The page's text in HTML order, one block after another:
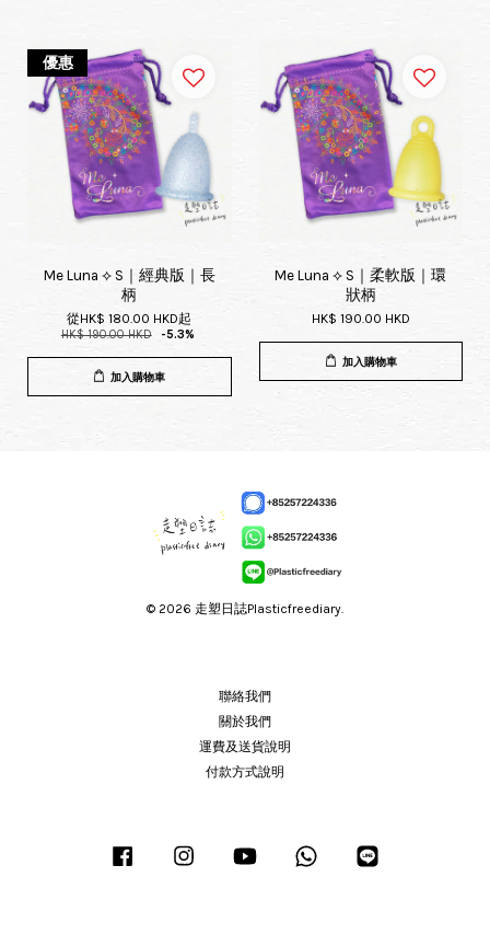
優惠
Me Luna ⟡ S｜經典版｜長
柄
從HK$ 180.00 HKD起
HK$ 190.00 HKD -5.3%
加入購物車
Me Luna ⟡ S｜柔軟版｜環
狀柄
HK$ 190.00 HKD
加入購物車
© 2026 走塑日誌Plasticfreediary.
聯絡我們
關於我們
運費及送貨說明
付款方式說明
Facebook Instagram YouTube Whatsapp